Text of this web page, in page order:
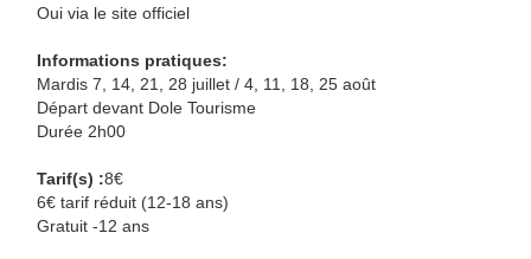
Oui via le site officiel
Informations pratiques:
Mardis 7, 14, 21, 28 juillet / 4, 11, 18, 25 août
Départ devant Dole Tourisme
Durée 2h00
Tarif(s) :8€
6€ tarif réduit (12-18 ans)
Gratuit -12 ans